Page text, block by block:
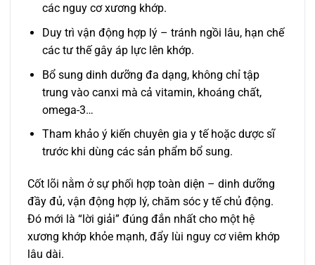
các nguy cơ xương khớp.
Duy trì vận động hợp lý – tránh ngồi lâu, hạn chế
các tư thế gây áp lực lên khớp.
Bổ sung dinh dưỡng đa dạng, không chỉ tập
trung vào canxi mà cả vitamin, khoáng chất,
omega-3…
Tham khảo ý kiến chuyên gia y tế hoặc dược sĩ
trước khi dùng các sản phẩm bổ sung.
Cốt lõi nằm ở sự phối hợp toàn diện – dinh dưỡng
đầy đủ, vận động hợp lý, chăm sóc y tế chủ động.
Đó mới là “lời giải” đúng đắn nhất cho một hệ
xương khớp khỏe mạnh, đẩy lùi nguy cơ viêm khớp
lâu dài.